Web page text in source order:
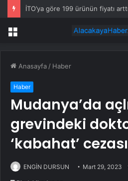
İTO’ya göre 199 ürünün fiyatı arttı
Menü
Anasayfa / Haber
Haber
Mudanya’da
grevindeki
‘kabahat’
ENGİN DURSUN Mart 29, 2023